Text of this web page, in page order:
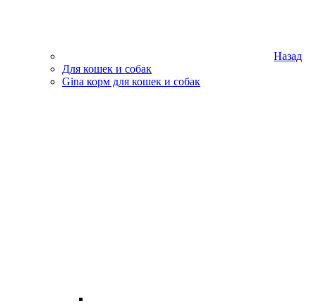
Назад
Для кошек и собак
Gina корм для кошек и собак